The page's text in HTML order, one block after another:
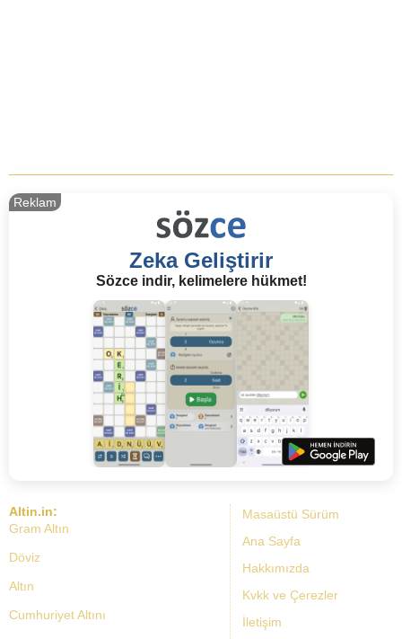
Zeka Geliştirir
Sözce indir, kelimelere hükmet!
Reklam
Masaüstü Sürüm
Ana Sayfa
Hakkımızda
Kvkk ve Çerezler
İletişim
Altin.in:
Gram Altın
Döviz
Altın
Cumhuriyet Altını